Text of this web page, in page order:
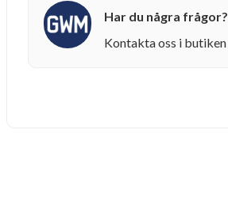
Har du några frågor?
Kontakta oss i butiken